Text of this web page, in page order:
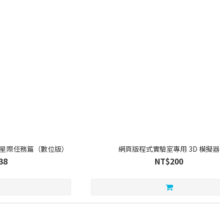
際任務篇（數位版） 網頁版程式實驗室專用 3D 模擬器
NT$200